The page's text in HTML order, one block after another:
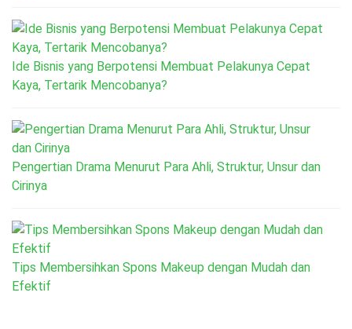
Ide Bisnis yang Berpotensi Membuat Pelakunya Cepat
Kaya, Tertarik Mencobanya?
Pengertian Drama Menurut Para Ahli, Struktur, Unsur dan
Cirinya
Tips Membersihkan Spons Makeup dengan Mudah dan
Efektif